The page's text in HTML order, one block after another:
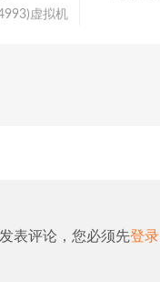
虚拟机
表评论，您必须先登录